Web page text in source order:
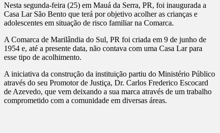
Nesta segunda-feira (25) em Mauá da Serra, PR, foi inaugurada a
Casa Lar São Bento que terá por objetivo acolher as crianças e
adolescentes em situação de risco familiar na Comarca.
A Comarca de Marilândia do Sul, PR foi criada em 9 de junho de
1954 e, até a presente data, não contava com uma Casa Lar para
esse tipo de acolhimento.
A iniciativa da construção da instituição partiu do Ministério Público
através do seu Promotor de Justiça, Dr. Carlos Frederico Escocard
de Azevedo, que vem deixando a sua marca através de um trabalho
comprometido com a comunidade em diversas áreas.